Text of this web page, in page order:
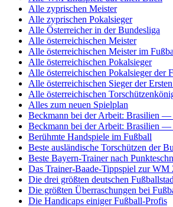
Alle zyprischen Meister
Alle zyprischen Pokalsieger
Alle Österreicher in der Bundesliga
Alle österreichischen Meister
Alle österreichischen Meister im
Alle österreichischen Pokalsieger
Alle österreichischen Pokalsieger der
Alle österreichischen Sieger der
Alle österreichischen
Alles zum neuen Spielplan
Beckmann bei der Arbeit: Brasilien
Beckmann bei der Arbeit: Brasilien
Berühmte Handspiele im Fußball
Beste ausländische Torschützen der
Beste Bayern-Trainer nach
Das Trainer-Baade-Tippspiel zur WM
Die drei größten deutschen
Die größten Überraschungen bei
Die Handicaps einiger Fußball-Profis